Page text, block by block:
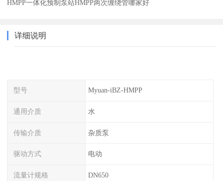
HMPP一体化预制泵站HMPP两次缠绕管哪家好
详细说明
型号 Myuan-iBZ-HMPP
通用介质 水
传输介质 杂质泵
驱动方式 电动
流量计规格 DN650